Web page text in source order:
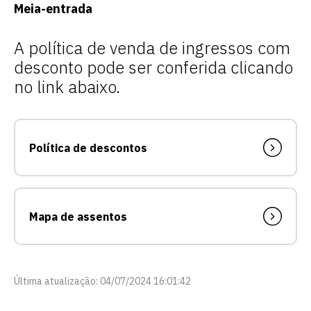
Meia-entrada
A política de venda de ingressos com
desconto pode ser conferida clicando
no link abaixo.
Política de descontos
Mapa de assentos
Última atualização: 04/07/2024 16:01:42
vagas para início de curso
vagas a partir do 2º ano de curso